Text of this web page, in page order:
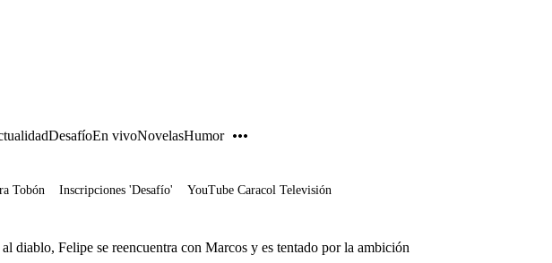
DesafíoEn vivoNovelasHumor
Tobón Inscripciones 'Desafío' YouTube Caracol Televisión
diablo, Felipe se reencuentra con Marcos y es tentado por la ambición